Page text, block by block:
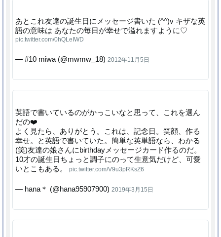
あとこれ友達の誕生日にメッセージ書いた (^^)v キザな英
語の意味は あなたの毎日が幸せで溢れますように♡
pic.twitter.com/0hQLeIWD
— #10 miwa (@mwmw_18) 2012年11月5日
英語で書いているのがかっこいなと思って、これを選ん
だの❤️
よく見たら、ありがとう。これは、記念日。笑顔、作る
幸せ。と英語で書いていた。簡単な英単語なら、わかる
(笑)友達の娘さんにbirthdayメッセージカード作るのだ。
10才の誕生日ちょっと調子にのって生意気だけど、可愛
いとこもある。pic.twitter.com/V9u3pRKsZ6
— hana＊ (@hana95907900) 2019年3月15日